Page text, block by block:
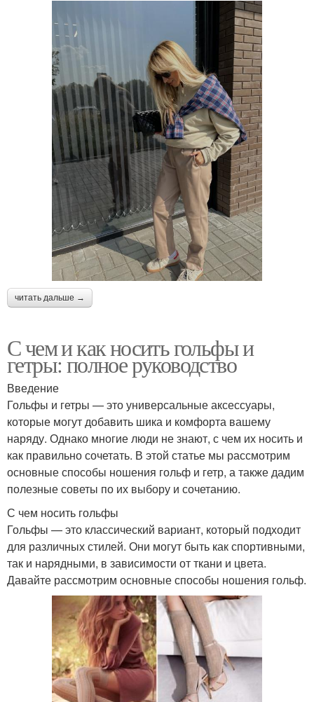
читать дальше →
С чем и как носить гольфы и
гетры: полное руководство
Введение
Гольфы и гетры — это универсальные аксессуары,
которые могут добавить шика и комфорта вашему
наряду. Однако многие люди не знают, с чем их носить и
как правильно сочетать. В этой статье мы рассмотрим
основные способы ношения гольф и гетр, а также дадим
полезные советы по их выбору и сочетанию.
С чем носить гольфы
Гольфы — это классический вариант, который подходит
для различных стилей. Они могут быть как спортивными,
так и нарядными, в зависимости от ткани и цвета.
Давайте рассмотрим основные способы ношения гольф.